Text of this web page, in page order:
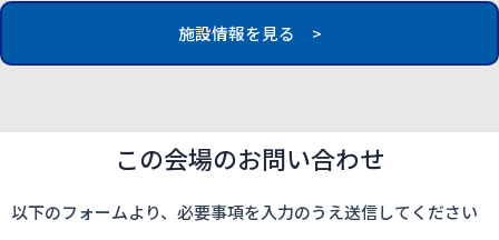
施設情報を見る >
この会場のお問い合わせ
以下のフォームより、必要事項を入力のうえ送信してください